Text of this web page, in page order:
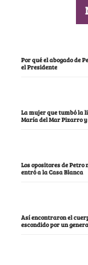
Por qué el abogado de
el Presidente
La mujer que tumbó la
María del Mar Pizarro y
Los opositores de
entró a la Casa Blanca
Así encontraron el
escondido por un